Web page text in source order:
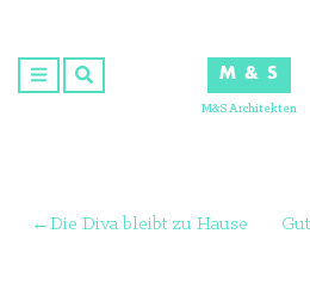
content
M & S
M&S Architekten
Beitragsnavigation
Die Diva bleibt zu Hause